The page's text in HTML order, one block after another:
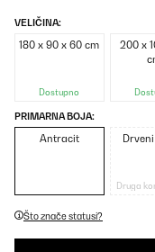
VELIČINA:
180 x 90 x 60 cm
Dostupno
200 x
PRIMARNA BOJA:
Antracit
Druga
Što znače statusi?